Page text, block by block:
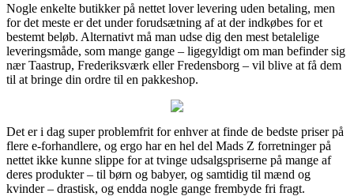
Nogle enkelte butikker på nettet lover levering uden betaling, men
for det meste er det under forudsætning af at der indkøbes for et
bestemt beløb. Alternativt må man udse dig den mest betalelige
leveringsmåde, som mange gange – ligegyldigt om man befinder sig
nær Taastrup, Frederiksværk eller Fredensborg – vil blive at få dem
til at bringe din ordre til en pakkeshop.
Det er i dag super problemfrit for enhver at finde de bedste priser på
flere e-forhandlere, og ergo har en hel del Mads Z forretninger på
nettet ikke kunne slippe for at tvinge udsalgspriserne på mange af
deres produkter – til børn og babyer, og samtidig til mænd og
kvinder – drastisk, og endda nogle gange frembyde fri fragt.